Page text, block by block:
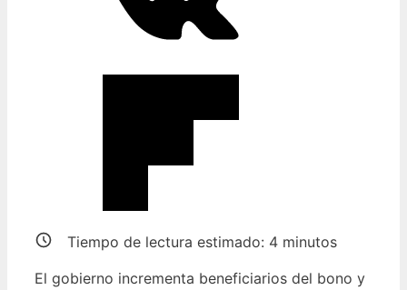
Tiempo de lectura estimado: 4 minutos
El gobierno incrementa beneficiarios del bono y